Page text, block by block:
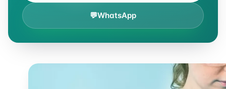
💬WhatsApp